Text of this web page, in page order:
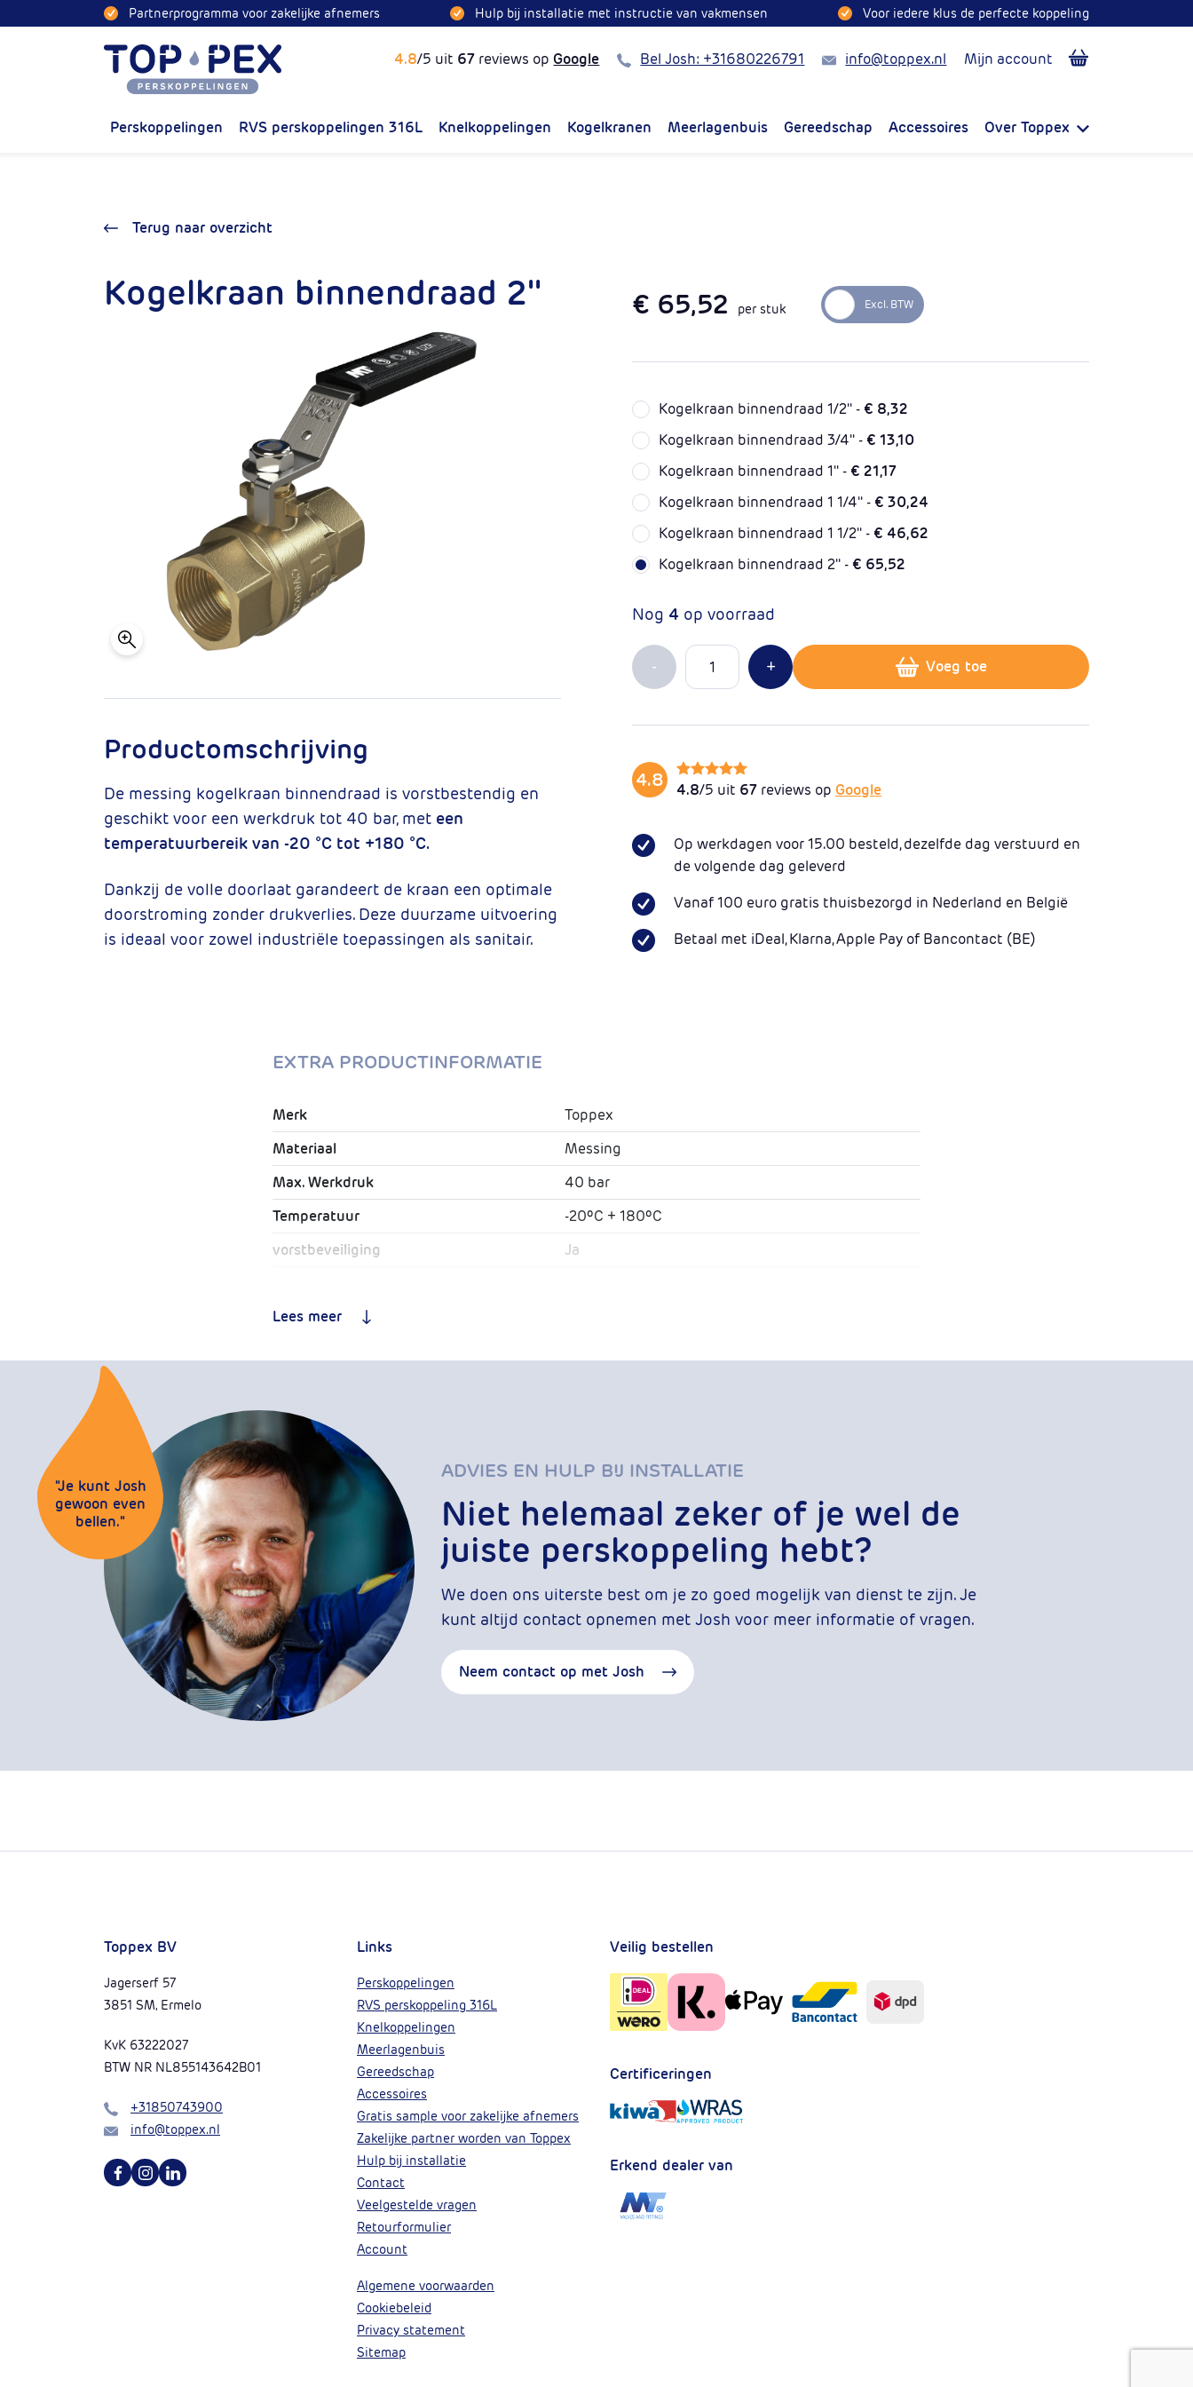
Partnerprogramma voor zakelijke afnemers Hulp bij installatie met instructie van vakmensen Voor iedere klus de perfecte koppeling
Toppex 4.8/5 uit 67 reviews op Google Bel Bel Josh: +31680226791 Mailinfo@toppex.nl Mijn account
Perskoppelingen RVS perskoppelingen 316L Knelkoppelingen Kogelkranen Meerlagenbuis Gereedschap Accessoires Over Toppex
Terug naar overzicht
Kogelkraan binnendraad 2''
Productomschrijving
De messing kogelkraan binnendraad is vorstbestendig en
geschikt voor een werkdruk tot 40 bar, met een
temperatuurbereik van -20 °C tot +180 °C.
Dankzij de volle doorlaat garandeert de kraan een optimale
doorstroming zonder drukverlies. Deze duurzame uitvoering
is ideaal voor zowel industriële toepassingen als sanitair.
€ 65,52 per stuk
Kogelkraan binnendraad 1/2'' -€ 8,32
Kogelkraan binnendraad 3/4'' -€ 13,10
Kogelkraan binnendraad 1'' -€ 21,17
Kogelkraan binnendraad 1 1/4'' -€ 30,24
Kogelkraan binnendraad 1 1/2'' -€ 46,62
Kogelkraan binnendraad 2'' -€ 65,52
Nog 4 op voorraad
- Min 1
Aantal
+Plus 1 Voeg toe
4.8 4.8/5 uit 67 reviews op Google
Op werkdagen voor 15.00 besteld, dezelfde dag verstuurd en
de volgende dag geleverd
Vanaf 100 euro gratis thuisbezorgd in Nederland en België
Betaal met iDeal, Klarna, Apple Pay of Bancontact (BE)
EXTRA PRODUCTINFORMATIE
Merk
Toppex
Materiaal
Messing
Max. Werkdruk
40 bar
Temperatuur
-20ºC + 180ºC
vorstbeveiliging
Ja
Geschikt voor drinkwaterinstallaties
Lees meer
"Je kunt Josh
gewoon even
bellen."
ADVIES EN HULP BIJ INSTALLATIE
Niet helemaal zeker of je wel de
juiste perskoppeling hebt?
We doen ons uiterste best om je zo goed mogelijk van dienst te zijn. Je
kunt altijd contact opnemen met Josh voor meer informatie of vragen.
Neem contact op met Josh
Toppex BV
Jagerserf 57
3851 SM, Ermelo
KvK 63222027
BTW NR NL855143642B01
Bel
+31850743900
Mail
info@toppex.nl
Volg ons op Facebook
Volg ons op Instagram
Volg ons op Linkedin
Links
Perskoppelingen
RVS perskoppeling 316L
Knelkoppelingen
Meerlagenbuis
Gereedschap
Accessoires
Gratis sample voor zakelijke afnemers
Zakelijke partner worden van Toppex
Hulp bij installatie
Contact
Veelgestelde vragen
Retourformulier
Account
Algemene voorwaarden
Cookiebeleid
Privacy statement
Sitemap
Veilig bestellen
Certificeringen
Erkend dealer van